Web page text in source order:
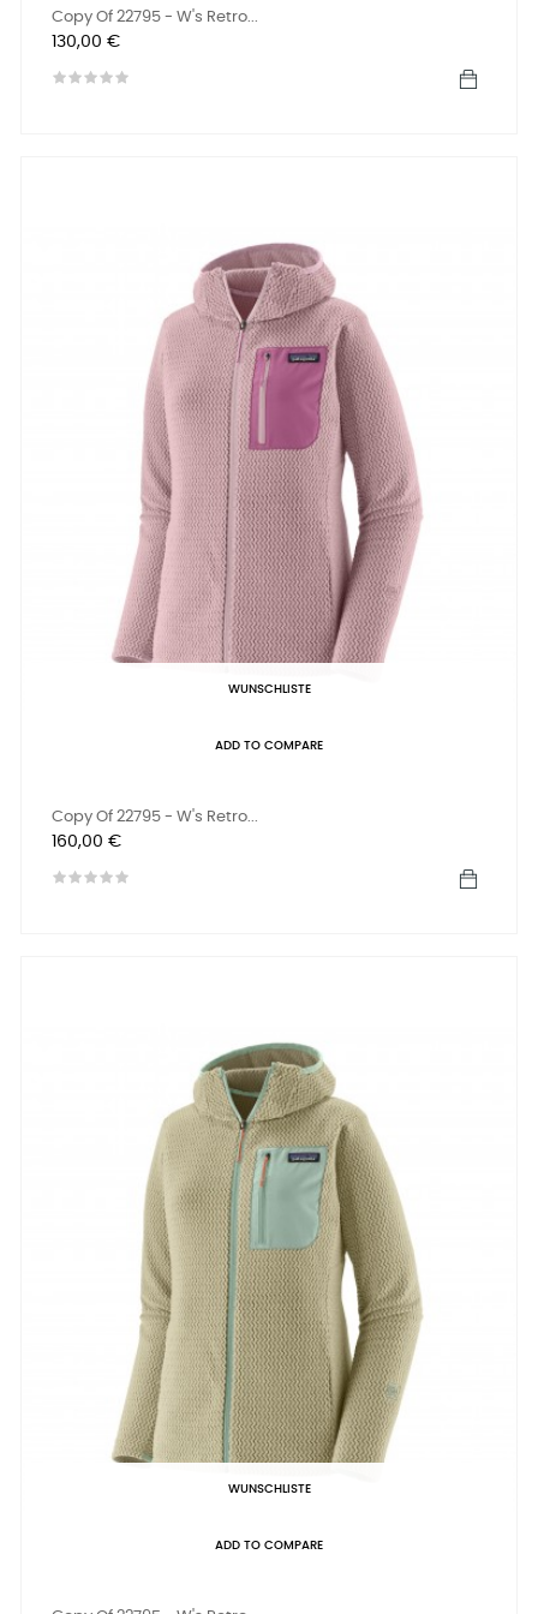
Copy Of 22795 - W's Retro...
Preis
130,00 €
WUNSCHLISTE
ADD TO COMPARE
Copy Of 22795 - W's Retro...
Preis
160,00 €
WUNSCHLISTE
ADD TO COMPARE